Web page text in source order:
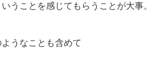
うことを感じてもらうことが大事。
うなことも含めて